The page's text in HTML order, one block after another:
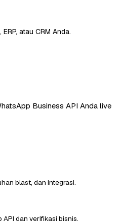
atau CRM Anda.
Business API Anda live
blast, dan integrasi.
dan verifikasi bisnis.